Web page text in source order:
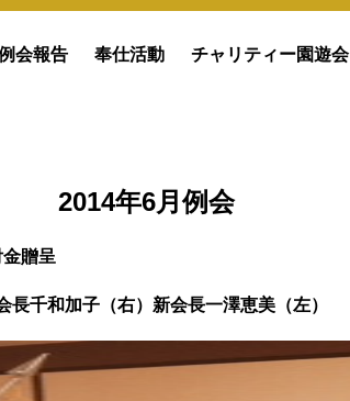
会報告 奉仕活動 チャリティー園遊会
2014年6月例会
贈呈
千和加子（右）新会長一澤恵美（左）